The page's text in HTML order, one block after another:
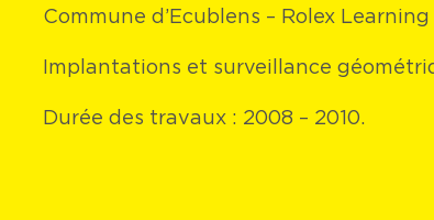
Commune d’Ecublens – Rolex
Implantations et surveillance
Durée des travaux : 2008 – 2010.